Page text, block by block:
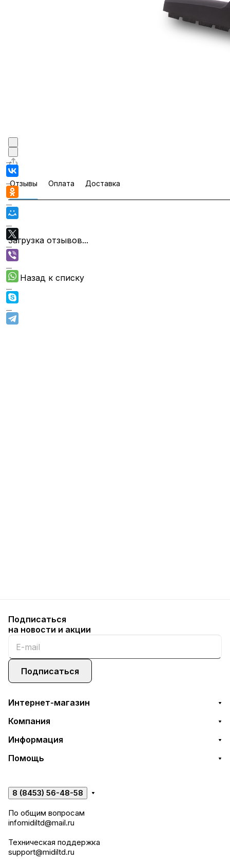
Отзывы Оплата Доставка
Загрузка отзывов...
Назад к списку
Подписаться
на новости и акции
Подписаться
Интернет-магазин
Компания
Информация
Помощь
8 (8453) 56-48-58
По общим вопросам
infomidiltd@mail.ru
Техническая поддержка
support@midiltd.ru